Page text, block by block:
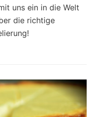
uns ein in die Welt
die richtige